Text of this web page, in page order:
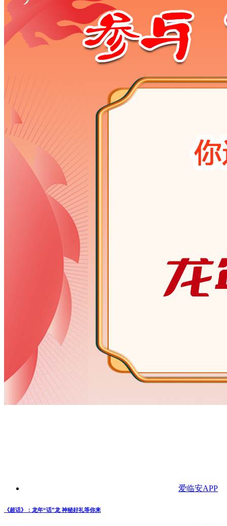
爱临安APP
《超话》：龙年“话”龙 神秘好礼等你来